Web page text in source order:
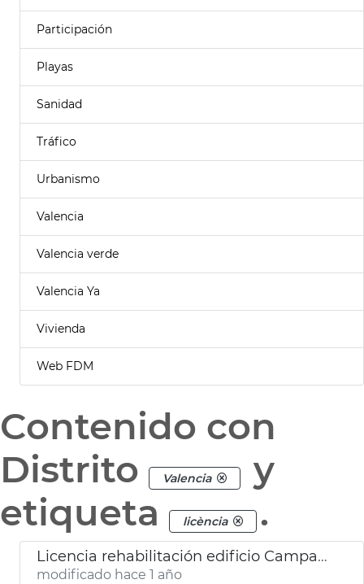
Participación
Playas
Sanidad
Tráfico
Urbanismo
Valencia
Valencia verde
Valencia Ya
Vivienda
Web FDM
Contenido con
Distrito
Valencia
y
etiqueta
licència .
Licencia rehabilitación edificio Campanar
modificado hace 1 año